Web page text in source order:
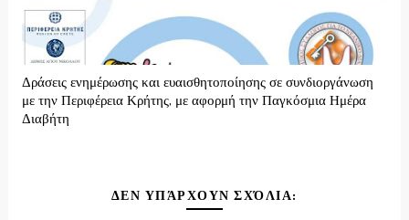
Δράσεις ενημέρωσης και ευαισθητοποίησης σε συνδιοργάνωση
με την Περιφέρεια Κρήτης, με αφορμή την Παγκόσμια Ημέρα
Διαβήτη
ΔΕΝ ΥΠΆΡΧΟΥΝ ΣΧΌΛΙΑ: